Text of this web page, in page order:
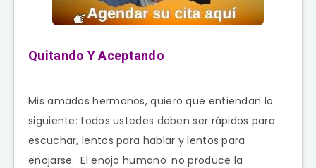
Quitando Y Aceptando
Mis amados hermanos, quiero que entiendan lo
siguiente: todos ustedes deben ser rápidos para
escuchar, lentos para hablar y lentos para
enojarse. El enojo humano no produce la